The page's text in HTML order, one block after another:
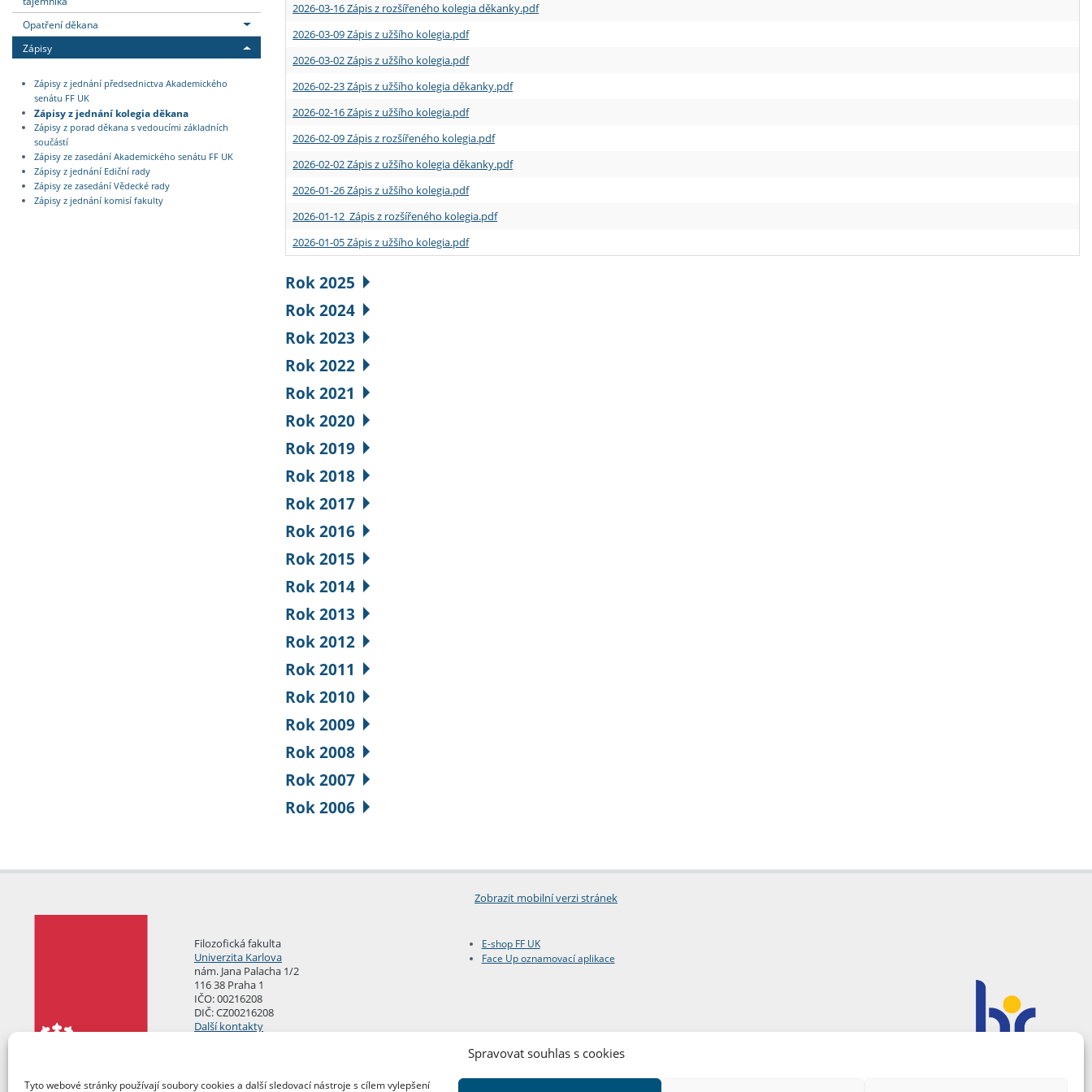
Spravovat souhlas s cookies
Tyto webové stránky používají soubory cookies a další sledovací nástroje s cílem vylepšení
Opatření děkana
Zápisy
Zápisy z jednání předsednictva Akademického
senátu FF UK
Zápisy z jednání kolegia děkana
Zápisy z porad děkana s vedoucími základních
součástí
Zápisy ze zasedání Akademického senátu FF UK
Zápisy z jednání Ediční rady
Zápisy ze zasedání Vědecké rady
Zápisy z jednání komisí fakulty
2026-03-16 Zápis z rozšířeného kolegia děkanky.pdf
2026-03-09 Zápis z užšího kolegia.pdf
2026-03-02 Zápis z užšího kolegia.pdf
2026-02-23 Zápis z užšího kolegia děkanky.pdf
2026-02-16 Zápis z užšího kolegia.pdf
2026-02-09 Zápis z rozšířeného kolegia.pdf
2026-02-02 Zápis z užšího kolegia děkanky.pdf
2026-01-26 Zápis z užšího kolegia.pdf
2026-01-12 Zápis z rozšířeného kolegia.pdf
2026-01-05 Zápis z užšího kolegia.pdf
Rok 2025
Rok 2024
Rok 2023
Rok 2022
Rok 2021
Rok 2020
Rok 2019
Rok 2018
Rok 2017
Rok 2016
Rok 2015
Rok 2014
Rok 2013
Rok 2012
Rok 2011
Rok 2010
Rok 2009
Rok 2008
Rok 2007
Rok 2006
Zobrazit mobilní verzi stránek
Filozofická fakulta
Univerzita Karlova
nám. Jana Palacha 1/2
116 38 Praha 1
IČO: 00216208
DIČ: CZ00216208
Další kontakty
E-shop FF UK
Face Up oznamovací aplikace